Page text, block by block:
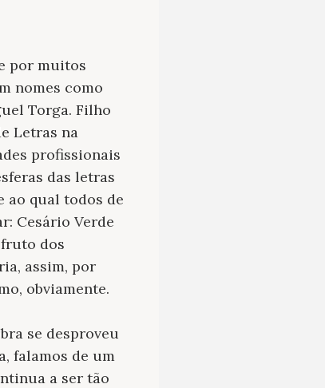
por muitos
nomes como
Torga. Filho
Letras na
profissionais
das letras
ao qual todos de
Cesário Verde
dos
assim, por
obviamente.
se desproveu
falamos de um
a ser tão